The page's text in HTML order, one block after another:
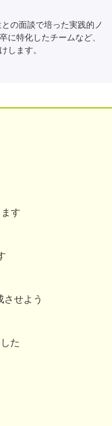
の面談で培った実践的ノ
に特化したチームなど、
します。
す
せよう
た